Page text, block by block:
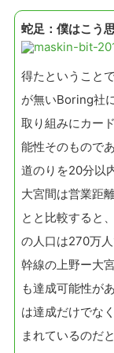
蛇足：僕はこう
得たということ
が無いBoring社
取り組みにカー
能性そのもので
道のりを20分以
大宮間は営業距
とと比較すると
の人口は270万
幹線の上野ー大
も達成可能性が
は達成だけでな
まれているのだ